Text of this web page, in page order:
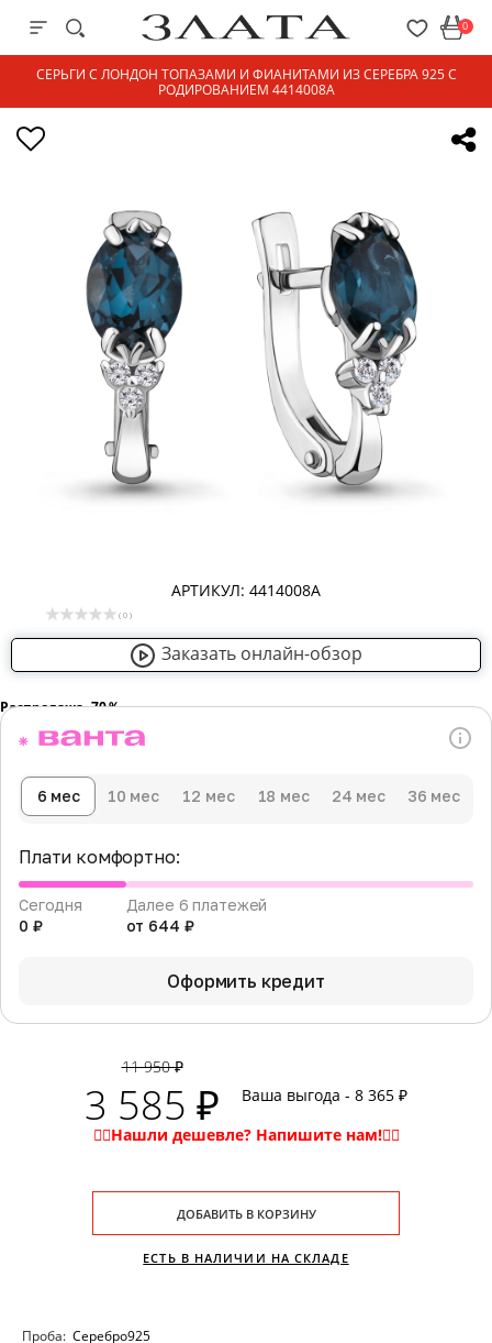
0
СЕРЬГИ С ЛОНДОН ТОПАЗАМИ И ФИАНИТАМИ ИЗ СЕРЕБРА 925 С
РОДИРОВАНИЕМ 4414008А
АРТИКУЛ: 4414008А
( 0 )
Заказать онлайн-обзор
Распродажа -70％
11 950 ₽
3 585 ₽ Ваша выгода - 8 365 ₽
6 мес 10 мес 12 мес 18 мес 24 мес 36 мес
Плати комфортно:
Сегодня
0 ₽
Далее 6 платежей
от 644 ₽
Оформить кредит
ДОБАВИТЬ В КОРЗИНУ
ЕСТЬ В НАЛИЧИИ НА СКЛАДЕ
Проба: Серебро925